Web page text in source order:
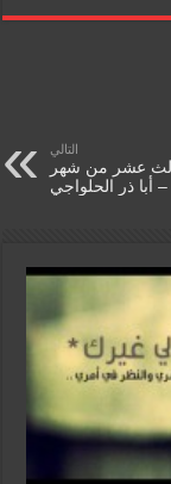
التالي
عشر من شهر
أبا ذر الحلواجي